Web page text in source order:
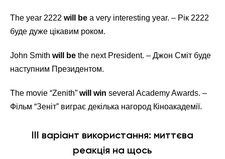
The year 2222 will be a very interesting year. – Рік 2222
буде дуже цікавим роком.
John Smith will be the next President. – Джон Сміт буде
наступним Президентом.
The movie “Zenith” will win several Academy Awards. –
Фільм “Зеніт” виграє декілька нагород Кіноакадемії.
III варіант використання: миттєва
реакція на щось